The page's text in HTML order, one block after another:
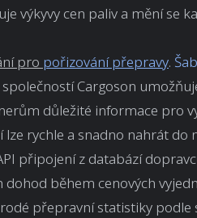
výkyvy cen paliv a mění se
pro pořizování přepravy.
Cargoson
důležité informace pro
rychle a snadno nahrát do
připojení z databází
dohod během cenových
přepravní statistiky